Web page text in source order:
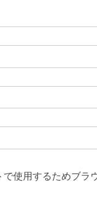
で使用するためブラ